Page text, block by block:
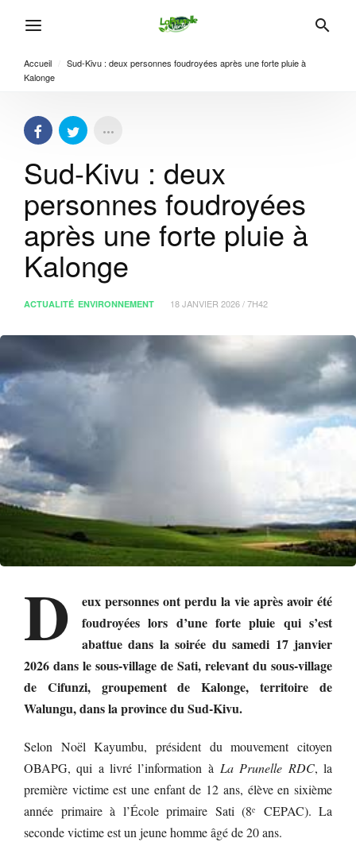
Accueil
Sud-Kivu : deux personnes foudroyées après une forte pluie à
Kalonge
Sud-Kivu : deux
personnes foudroyées
après une forte pluie à
Kalonge
ACTUALITÉ ENVIRONNEMENT 18 JANVIER 2026 / 7H42
D
eux personnes ont perdu la vie après avoir été
foudroyées lors d’une forte pluie qui s’est
abattue dans la soirée du samedi 17 janvier
2026 dans le sous-village de Sati, relevant du sous-village
de Cifunzi, groupement de Kalonge, territoire de
Walungu, dans la province du Sud-Kivu.
Selon Noël Kayumbu, président du mouvement citoyen
OBAPG, qui a livré l’information à La Prunelle RDC, la
première victime est une enfant de 12 ans, élève en sixième
année primaire à l’École primaire Sati (8ᵉ CEPAC). La
seconde victime est un jeune homme âgé de 20 ans.